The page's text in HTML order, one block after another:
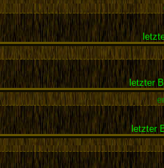
letzter
letzter